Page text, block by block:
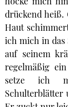
drückend heiß.
Haut
ich mich in das
auf seinem
regelmäßig
setze ich
Schulterblätter